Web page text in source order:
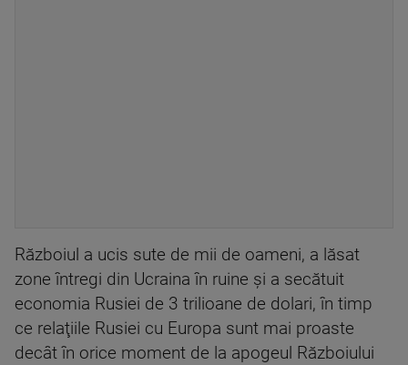
Războiul a ucis sute de mii de oameni, a lăsat
zone întregi din Ucraina în ruine şi a secătuit
economia Rusiei de 3 trilioane de dolari, în timp
ce relaţiile Rusiei cu Europa sunt mai proaste
decât în orice moment de la apogeul Războiului